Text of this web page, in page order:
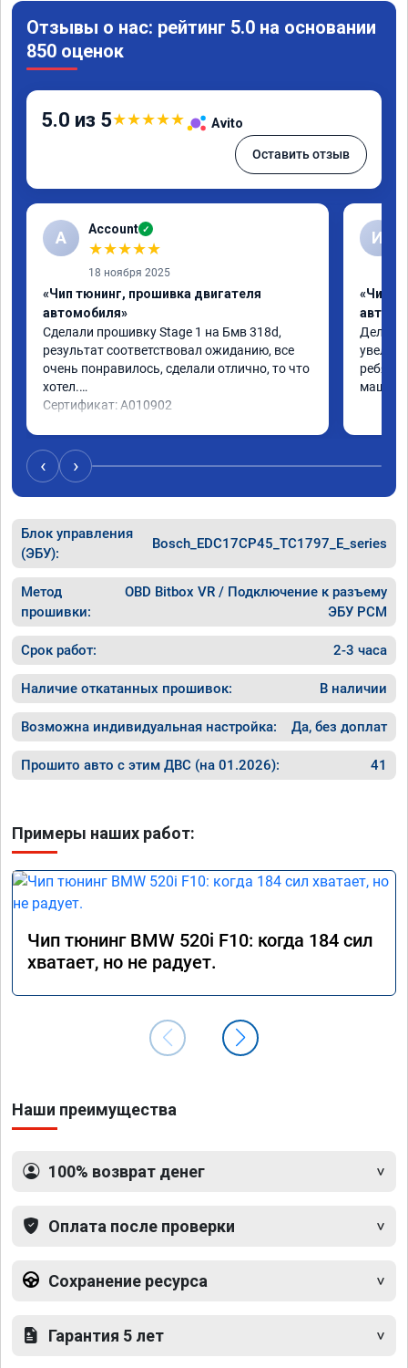
Отзывы о нас: рейтинг 5.0 на основании
850 оценок
5.0 из 5★★★★★ Avito
Оставить отзыв
A Account ✓
★★★★★
18 ноября 2025
«Чип тюнинг, прошивка двигателя
автомобиля»
Сделали прошивку Stage 1 на Бмв 318d,
результат соответствовал ожиданию, все
очень понравилось, сделали отлично, то что
хотел.
Сертификат: A010902
И
«Чип
Делали
ребята
машина
‹ ›
Блок управления
(ЭБУ):
Bosch_EDC17CP45_TC1797_E_series
Метод
прошивки:
OBD Bitbox VR / Подключение к разъему
ЭБУ PCM
Срок работ: 2-3 часа
Наличие откатанных прошивок: В наличии
Возможна индивидуальная настройка: Да, без доплат
Прошито авто с этим ДВС (на 01.2026): 41
Примеры наших работ:
Чип тюнинг BMW 520i F10: когда 184 сил
хватает, но не радует.
Наши преимущества
100% возврат денег
Оплата после проверки
Сохранение ресурса
Гарантия 5 лет